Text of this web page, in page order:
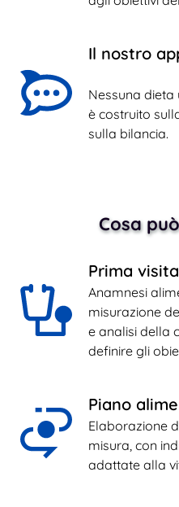
Il nostro
Nessuna dieta
è costruito
sulla bilancia.
Cosa
Prima
Anamnesi
misurazione
e analisi della
definire gli
Piano
Elaborazione
misura, con
adattate alla